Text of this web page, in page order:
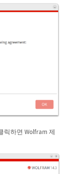
릭하면 Wolfram 제